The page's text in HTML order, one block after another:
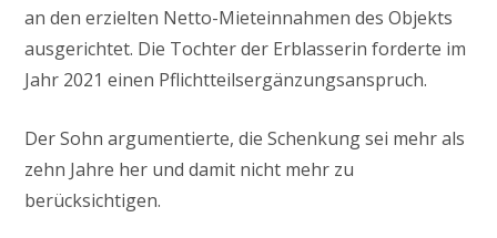
an den erzielten Netto-Mieteinnahmen des Objekts
ausgerichtet. Die Tochter der Erblasserin forderte im
Jahr 2021 einen Pflichtteilsergänzungsanspruch.
Der Sohn argumentierte, die Schenkung sei mehr als
zehn Jahre her und damit nicht mehr zu
berücksichtigen.